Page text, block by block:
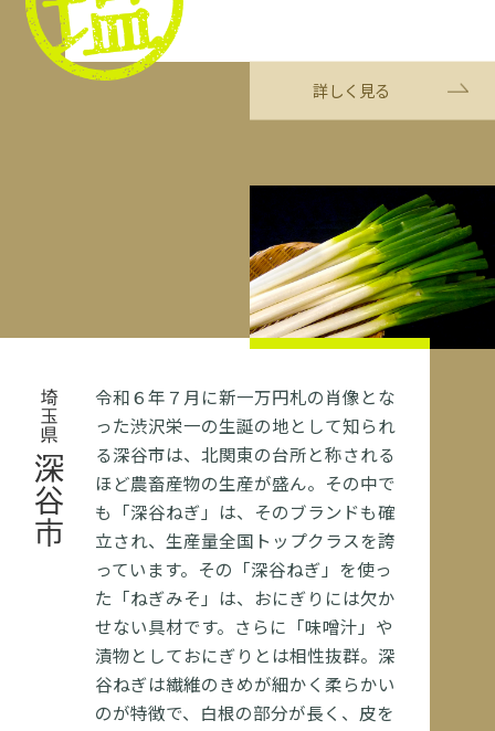
詳しく見る
埼玉県
深谷市
令和６年７月に新一万円札の肖像とな
った渋沢栄一の生誕の地として知られ
る深谷市は、北関東の台所と称される
ほど農畜産物の生産が盛ん。その中で
も「深谷ねぎ」は、そのブランドも確
立され、生産量全国トップクラスを誇
っています。その「深谷ねぎ」を使っ
た「ねぎみそ」は、おにぎりには欠か
せない具材です。さらに「味噌汁」や
漬物としておにぎりとは相性抜群。深
谷ねぎは繊維のきめが細かく柔らかい
のが特徴で、白根の部分が長く、皮を